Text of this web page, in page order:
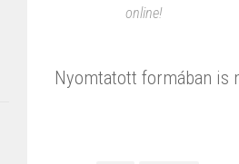
online!
Nyomtatott formában is